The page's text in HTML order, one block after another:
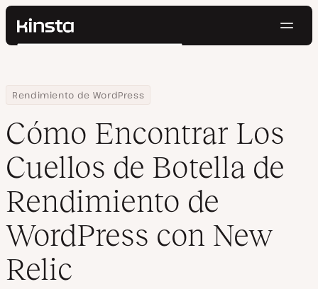
Kinsta®
Precios
Contacto
Buscar
Home
Centro de Recursos
Blog
Rendimiento de WordPress
Cómo Encontrar Los Cuellos de Botella de Rendimiento de
Cómo Encontrar Los
Cuellos de Botella de
Rendimiento de
WordPress con New
Relic